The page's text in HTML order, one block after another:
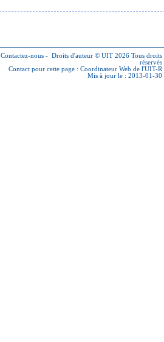
Contactez-nous - Droits d'auteur © UIT 2026 Tous droits
réservés
Contact pour cette page : Coordinateur Web de l'UIT-R
Mis à jour le : 2013-01-30